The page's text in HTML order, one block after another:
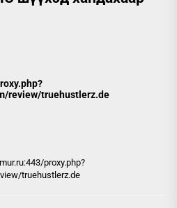
review/truehustlerz.de
proxy.php?
truehustlerz.de